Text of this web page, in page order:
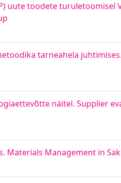
uute toodete turuletoomisel
tarneahela
näitel. Supplier
Materials Management in